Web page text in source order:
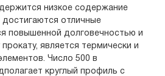
низкое содержание
отличные
повышенной долговечностью и
является термически и
Число 500 в
круглый профиль с